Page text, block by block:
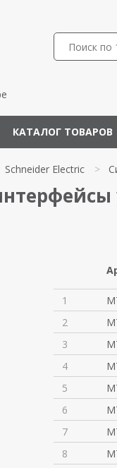
КАТАЛОГ ТОВАРОВ
Schneider Electric >
1
2
3
4
5
6
7
8